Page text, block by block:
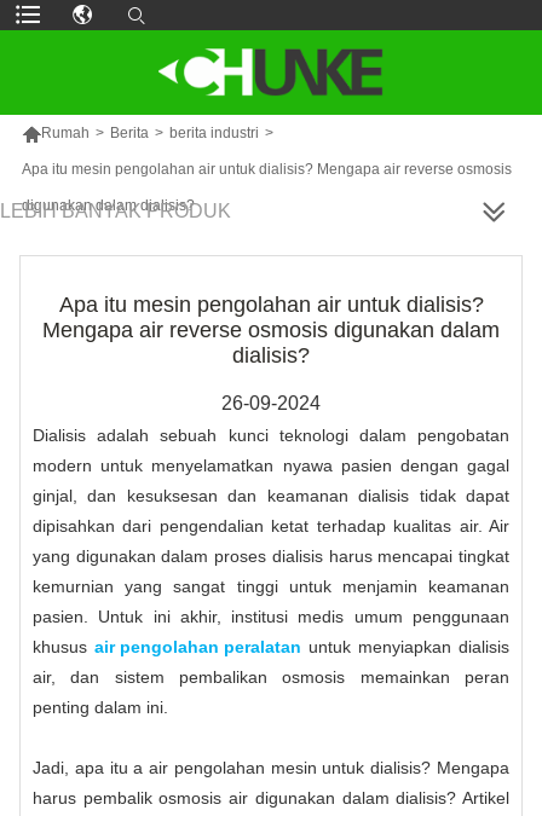
Rumah > Berita > berita industri >
Apa itu mesin pengolahan air untuk dialisis? Mengapa air reverse osmosis
digunakan dalam dialisis?
LEBIH BANYAK PRODUK
Apa itu mesin pengolahan air untuk dialisis?
Mengapa air reverse osmosis digunakan dalam
dialisis?
26-09-2024
Dialisis adalah sebuah kunci teknologi dalam pengobatan
modern untuk menyelamatkan nyawa pasien dengan gagal
ginjal, dan kesuksesan dan keamanan dialisis tidak dapat
dipisahkan dari pengendalian ketat terhadap kualitas air. Air
yang digunakan dalam proses dialisis harus mencapai tingkat
kemurnian yang sangat tinggi untuk menjamin keamanan
pasien. Untuk ini akhir, institusi medis umum penggunaan
khusus air pengolahan peralatan untuk menyiapkan dialisis
air, dan sistem pembalikan osmosis memainkan peran
penting dalam ini.
Jadi, apa itu a air pengolahan mesin untuk dialisis? Mengapa
harus pembalik osmosis air digunakan dalam dialisis? Artikel